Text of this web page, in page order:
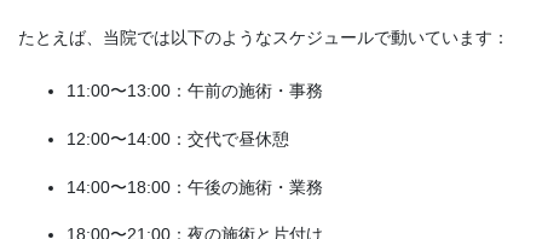
たとえば、当院では以下のようなスケジュールで動いています：
11:00〜13:00：午前の施術・事務
12:00〜14:00：交代で昼休憩
14:00〜18:00：午後の施術・業務
18:00〜21:00：夜の施術と片付け